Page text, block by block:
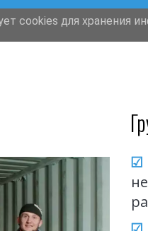
Грузчики
☑
cookies для хранения